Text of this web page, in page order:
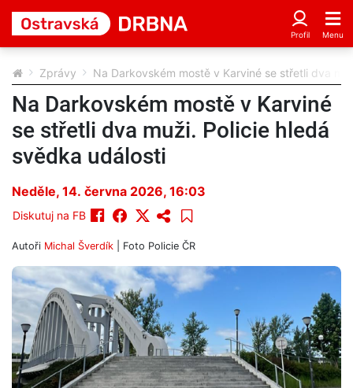
Zprávy Na Darkovském mostě v Karviné se střetli dva
Na Darkovském mostě v Karviné
se střetli dva muži. Policie hledá
svědka události
Neděle, 14. června 2026, 16:03
Diskutuj na FB
Autoři Michal Šverdík | Foto Policie ČR